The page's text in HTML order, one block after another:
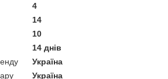
4
14
10
14 днів
Україна
Україна